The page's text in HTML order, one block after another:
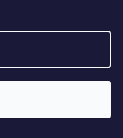
CMG®